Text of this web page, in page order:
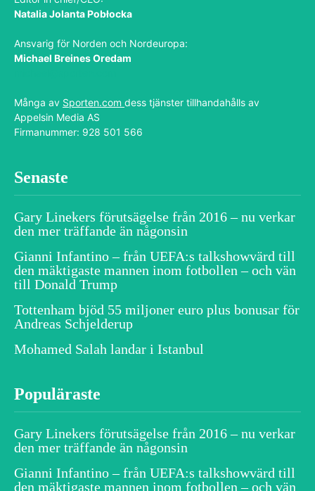
Natalia Jolanta Pobłocka
Ansvarig för Norden och Nordeuropa:
Michael Breines Oredam
Många av Sporten.com dess tjänster tillhandahålls av
Appelsin Media AS
Firmanummer: 928 501 566
Senaste
Gary Linekers förutsägelse från 2016 – nu verkar
den mer träffande än någonsin
Gianni Infantino – från UEFA:s talkshowvärd till
den mäktigaste mannen inom fotbollen – och vän
till Donald Trump
Tottenham bjöd 55 miljoner euro plus bonusar för
Andreas Schjelderup
Mohamed Salah landar i Istanbul
Populäraste
Gary Linekers förutsägelse från 2016 – nu verkar
den mer träffande än någonsin
Gianni Infantino – från UEFA:s talkshowvärd till
den mäktigaste mannen inom fotbollen – och vän